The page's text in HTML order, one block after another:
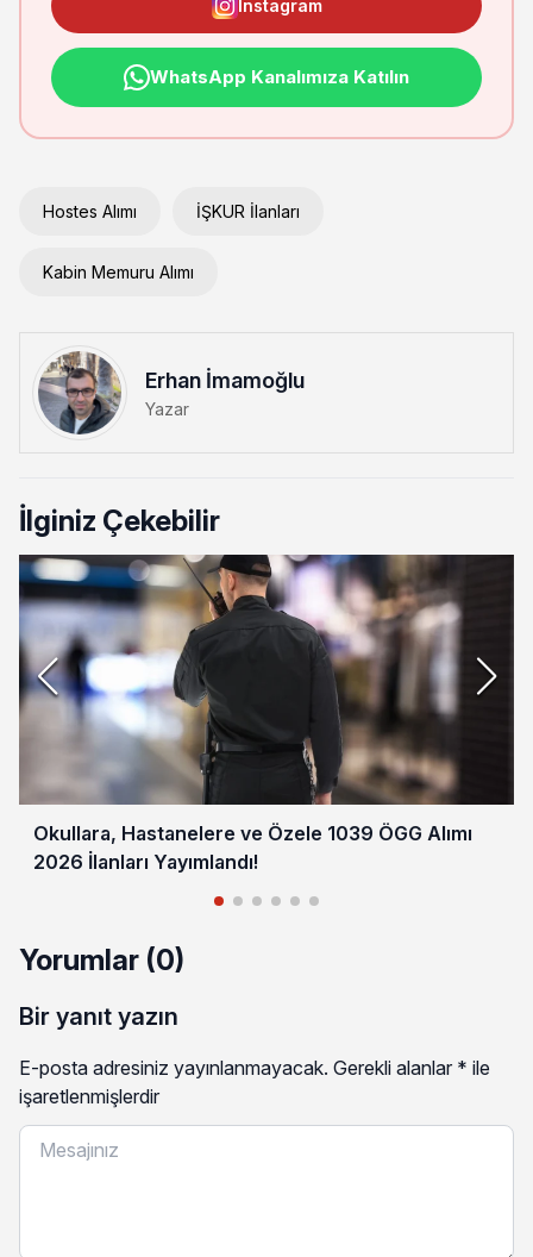
Instagram
WhatsApp Kanalımıza Katılın
Hostes Alımı İŞKUR İlanları
Kabin Memuru Alımı
Erhan İmamoğlu
Yazar
İlginiz Çekebilir
Okullara, Hastanelere ve Özele 1039 ÖGG Alımı
2026 İlanları Yayımlandı!
Yorumlar (0)
Bir yanıt yazın
E-posta adresiniz yayınlanmayacak. Gerekli alanlar * ile
işaretlenmişlerdir